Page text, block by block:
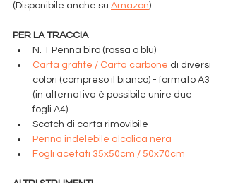
(Disponibile anche su Amazon)
PER LA TRACCIA
N. 1 Penna biro (rossa o blu)
Carta grafite / Carta carbone di diversi
colori (compreso il bianco) - formato A3
(in alternativa è possibile unire due
fogli A4)
Scotch di carta rimovibile
Penna indelebile alcolica nera
Fogli acetati 35x50cm / 50x70cm